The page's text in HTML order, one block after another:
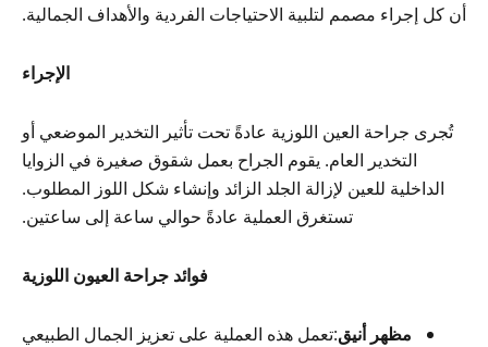
أن كل إجراء مصمم لتلبية الاحتياجات الفردية والأهداف الجمالية.
الإجراء
تُجرى جراحة العين اللوزية عادةً تحت تأثير التخدير الموضعي أو
التخدير العام. يقوم الجراح بعمل شقوق صغيرة في الزوايا
الداخلية للعين لإزالة الجلد الزائد وإنشاء شكل اللوز المطلوب.
تستغرق العملية عادةً حوالي ساعة إلى ساعتين.
فوائد جراحة العيون اللوزية
مظهر أنيق:تعمل هذه العملية على تعزيز الجمال الطبيعي